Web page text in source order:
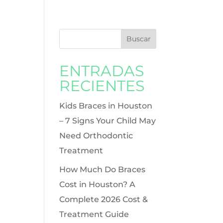
ENTRADAS
RECIENTES
Kids Braces in Houston
– 7 Signs Your Child May
Need Orthodontic
Treatment
How Much Do Braces
Cost in Houston? A
Complete 2026 Cost &
Treatment Guide